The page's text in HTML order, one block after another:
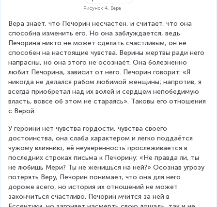
Рисунок 4. Вера
Вера знает, что Печорин несчастен, и считает, что она
способна изменить его. Но она заблуждается, ведь
Печорина никто не может сделать счастливым, он не
способен на настоящие чувства. Верины жертвы ради него
напрасны, но она этого не осознаёт. Она болезненно
любит Печорина, зависит от него. Печорин говорит: «Я
никогда не делался рабом любимой женщины; напротив, я
всегда приобретал над их волей и сердцем непобедимую
власть, вовсе об этом не стараясь». Таковы его отношения
с Верой.
У героини нет чувства гордости, чувства своего
достоинства, она слаба характером и легко поддаётся
чужому влиянию, её неуверенность прослеживается в
последних строках письма к Печорину: «Не правда ли, ты
не любишь Мери? Ты не женишься на ней?» Осознав угрозу
потерять Веру, Печорин понимает, что она для него
дороже всего, но история их отношений не может
закончиться счастливо. Печорин мчится за ней в